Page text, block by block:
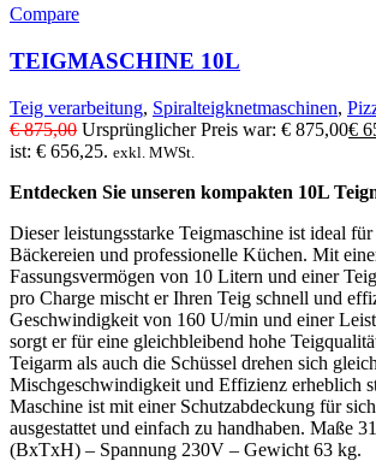
Compare
TEIGMASCHINE 10L
Teig verarbeitung, Spiralteigknetmaschinen,
€875,00 Ursprünglicher Preis war: € 875,00€
ist: € 656,25. exkl. MWSt.
Entdecken Sie unseren kompakten 10L
Dieser leistungsstarke Teigmaschine ist ideal
Bäckereien und professionelle Küchen. Mit
Fassungsvermögen von 10 Litern und einer
pro Charge mischt er Ihren Teig schnell und
Geschwindigkeit von 160 U/min und einer
sorgt er für eine gleichbleibend hohe
Teigarm als auch die Schüssel drehen sich
Mischgeschwindigkeit und Effizienz erheblich
Maschine ist mit einer Schutzabdeckung für
ausgestattet und einfach zu handhaben. Maße
(BxTxH) – Spannung 230V – Gewicht 63 kg.